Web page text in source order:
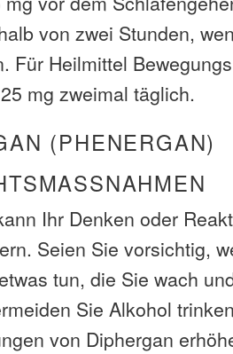
von zwei Stunden,
Für Heilmittel
mg zweimal täglich.
(PHENERGAN)
Ihr Denken oder
Seien Sie vorsichtig,
tun, die Sie wach
Sie Alkohol
von Diphergan